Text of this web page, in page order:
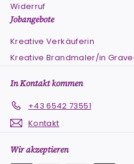
Widerruf
Jobangebote
Kreative Verkäuferin
Kreative Brandmaler/in
In Kontakt kommen
+43 6542 73551
Kontakt
Wir akzeptieren